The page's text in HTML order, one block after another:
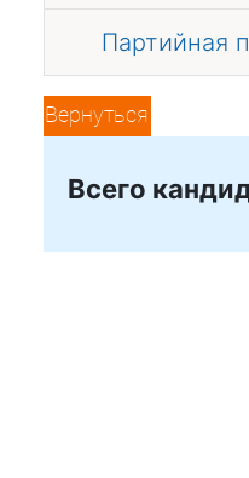
Партийная
Вернуться
Всего